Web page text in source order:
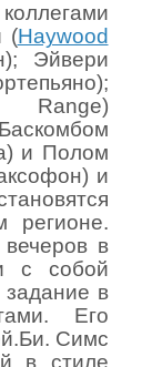
(Haywood
Эйвери
Range)
и Полом
и
регионе.
в
с собой
в
Его
Симс
в стиле